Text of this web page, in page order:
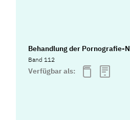
Behandlung der Pornografie-
Band 112
Verfügbar als: